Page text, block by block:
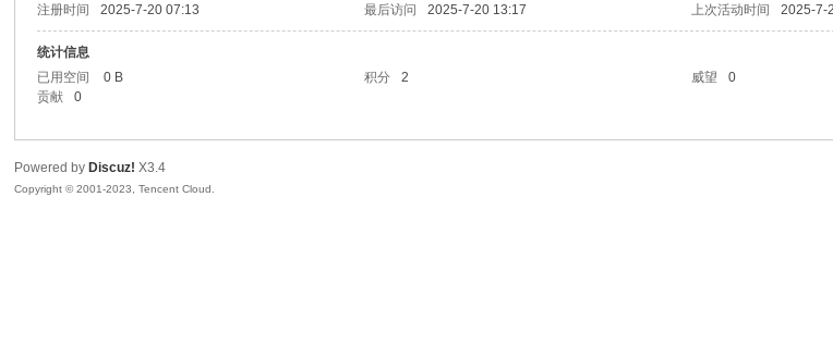
注册时间
2025-7-20 07:13 最后访问 2025-7-20 13:17 上次活动时间 2025-7-
统计信息
已用空间
0 B 积分 2 威望 0
贡献
0
Powered by Discuz! X3.4
Copyright © 2001-2023, Tencent Cloud.